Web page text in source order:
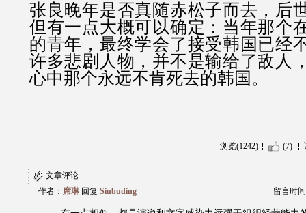
张良晚年是否真随赤松子而去，后
但有一点大概可以确定： 当年那个
的青年，最终学会了接受韩国已经
许多悲剧人物，并不是输给了敌人
心中那个永远不肯死去的韩国。
浏览(1242) (7)
文章评论
作者： 席琳 回复 Siubuding 留言时